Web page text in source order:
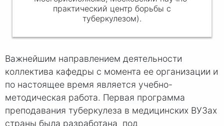
практический центр борьбы с
туберкулезом).
Важнейшим направлением деятельности
коллектива кафедры с момента ее организации и
по настоящее время является учебно-
методическая работа. Первая программа
преподавания туберкулеза в медицинских ВУЗах
страны была разработана под